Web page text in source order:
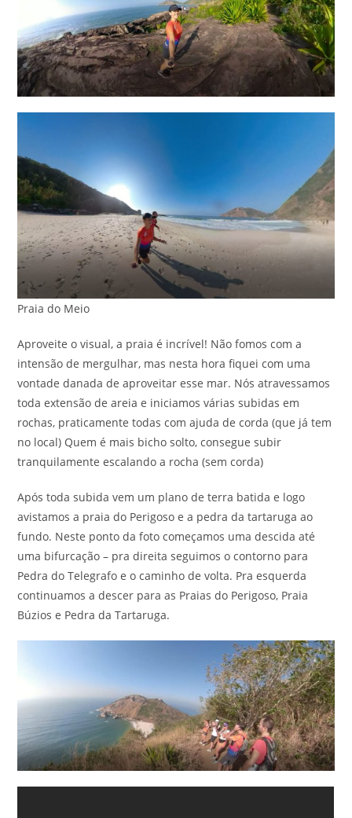
Praia do Meio
Aproveite o visual, a praia é incrível! Não fomos com a
intensão de mergulhar, mas nesta hora fiquei com uma
vontade danada de aproveitar esse mar. Nós atravessamos
toda extensão de areia e iniciamos várias subidas em
rochas, praticamente todas com ajuda de corda (que já tem
no local) Quem é mais bicho solto, consegue subir
tranquilamente escalando a rocha (sem corda)
Após toda subida vem um plano de terra batida e logo
avistamos a praia do Perigoso e a pedra da tartaruga ao
fundo. Neste ponto da foto começamos uma descida até
uma bifurcação – pra direita seguimos o contorno para
Pedra do Telegrafo e o caminho de volta. Pra esquerda
continuamos a descer para as Praias do Perigoso, Praia
Búzios e Pedra da Tartaruga.